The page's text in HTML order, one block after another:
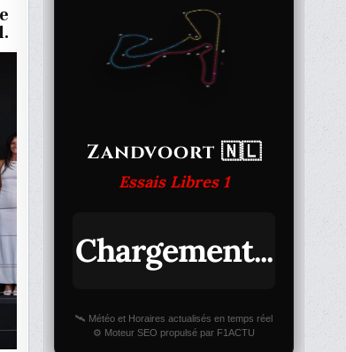
Zandvoort 🇳🇱
Essais Libres 1
Chargement...
🛰️ Météo et Horaires actualisés en temps réel
⚙️ Moteur SEO propulsé par F1ACTU